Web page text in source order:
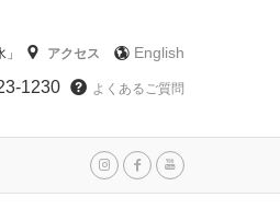
アクセス English
1230 よくあるご質問